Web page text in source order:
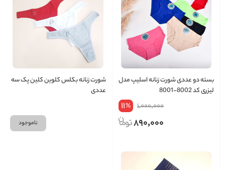
بسته دو عددی شورت زنانه اسلیپ مدل
لیزری کد 8002-8001
1,000,000
11%
890,000
شورت زنانه بکلس کلوین کلین پک سه
عددی
ناموجود